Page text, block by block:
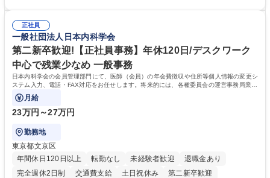
表するインフラ企業 #ポテンシャル採用
72.html ■エネルギーセキュリティの不安定化や気候変動による自然災害の
甚大化など、これまで以上に社会課題解決の重要性が高まっています。
「未来の日常」の創造に向けて持続可能な社会の実現に貢献してまいりま
す。 学歴・資格 学歴：大学院 大学 語学力： 資格：
正社員
一般社団法人日本内科学会
第二新卒歓迎!【正社員事務】年休120日/デスクワーク
中心で残業少なめ 一般事務
日本内科学会の会員管理部門にて、医師（会員）の年会費徴収や住所等個人情報の変更シ
ステム入力、電話・FAX対応をお任せします。将来的には、各種委員会の運営事務局業務
などにも幅広く携わっていただきます。
月給
23万円～27万円
勤務地
東京都文京区
年間休日120日以上
転勤なし 未経験者歓迎
退職金あり
完全週休2日制
交通費支給 土日祝休み 第二新卒歓迎